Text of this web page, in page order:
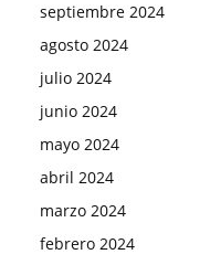
septiembre 2024
agosto 2024
julio 2024
junio 2024
mayo 2024
abril 2024
marzo 2024
febrero 2024